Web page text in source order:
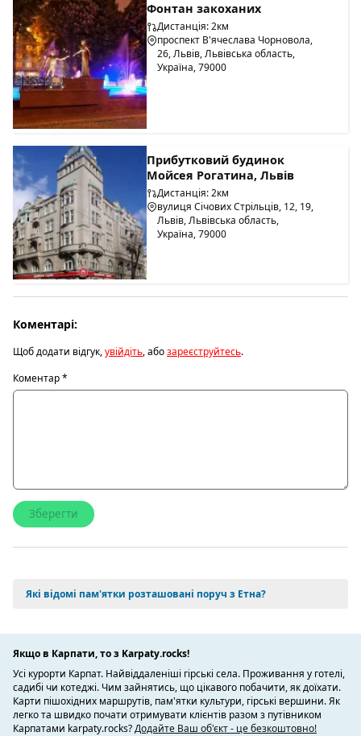
Фонтан закоханих
Дистанція: 2км
проспект В'ячеслава Чорновола,
26, Львів, Львівська область,
Україна, 79000
Прибутковий будинок
Мойсея Рогатина, Львів
Дистанція: 2км
вулиця Січових Стрільців, 12, 19,
Львів, Львівська область,
Україна, 79000
Коментарі:
Щоб додати відгук,увійдіть, абозареєструйтесь.
Коментар*
Які відомі пам'ятки розташовані поруч з Етна?
Якщо в Карпати, то з Karpaty.rocks!
Усі курорти Карпат. Найвіддаленіші гірські села. Проживання у готелі,
садибі чи котеджі. Чим зайнятись, що цікавого побачити, як доїхати.
Карти пішохідних маршрутів, пам'ятки культури, гірські вершини. Як
легко та швидко почати отримувати клієнтів разом з путівником
Карпатами karpaty.rocks?Додайте Ваш об'єкт - це безкоштовно!